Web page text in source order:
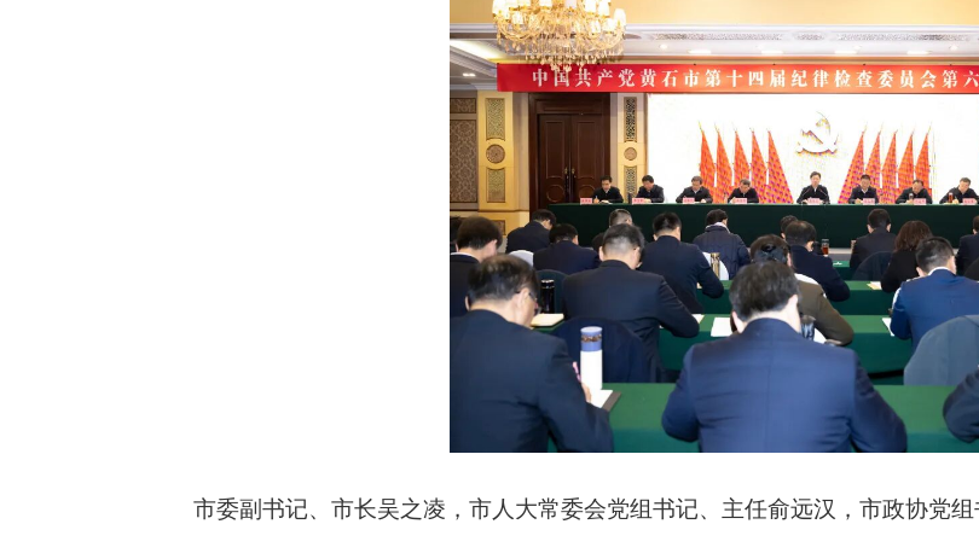
市委副书记、市长吴之凌，市人大常委会党组书记、主任俞远汉，市政协党组